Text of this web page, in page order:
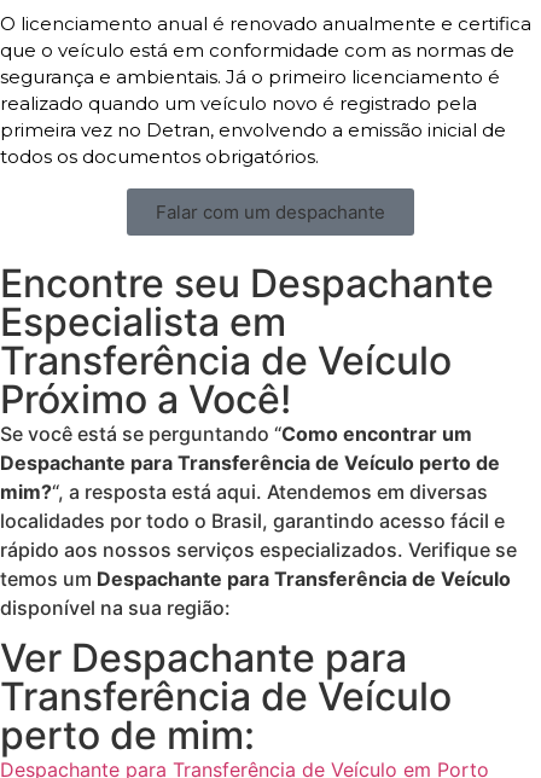
O licenciamento anual é renovado anualmente e certifica
que o veículo está em conformidade com as normas de
segurança e ambientais. Já o primeiro licenciamento é
realizado quando um veículo novo é registrado pela
primeira vez no Detran, envolvendo a emissão inicial de
todos os documentos obrigatórios.
Falar com um despachante
Encontre seu Despachante
Especialista em
Transferência de Veículo
Próximo a Você!
Se você está se perguntando “Como encontrar um
Despachante para Transferência de Veículo perto de
mim?“, a resposta está aqui. Atendemos em diversas
localidades por todo o Brasil, garantindo acesso fácil e
rápido aos nossos serviços especializados. Verifique se
temos um Despachante para Transferência de Veículo
disponível na sua região:
Ver Despachante para
Transferência de Veículo
perto de mim:
Despachante para Transferência de Veículo em Porto